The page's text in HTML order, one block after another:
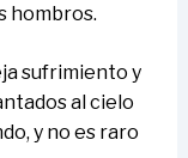
hombros.
sufrimiento y
al cielo
y no es raro